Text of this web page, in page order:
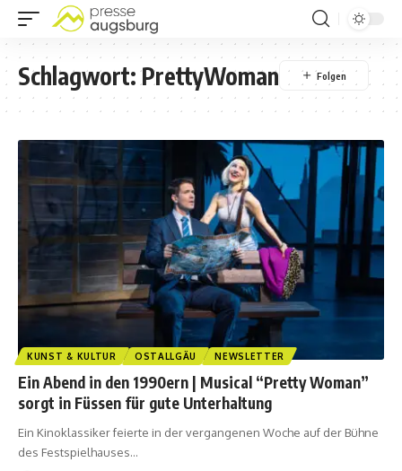
Schlagwort:PrettyWoman
KUNST & KULTUR OSTALLGÄU NEWSLETTER
Ein Abend in den 1990ern | Musical “Pretty Woman”
sorgt in Füssen für gute Unterhaltung
Ein Kinoklassiker feierte in der vergangenen Woche auf der Bühne
des Festspielhauses…